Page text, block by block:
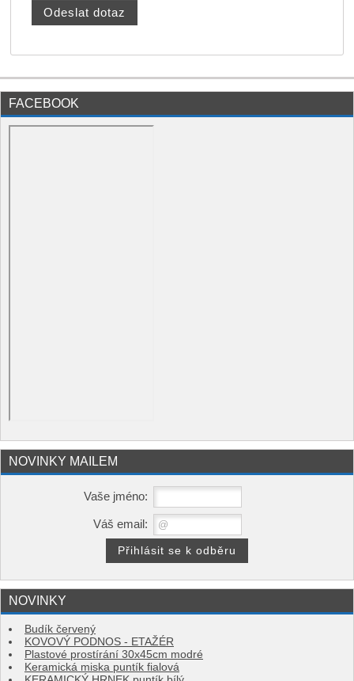
FACEBOOK
NOVINKY MAILEM
Vaše jméno:
Váš email:
NOVINKY
Budík červený
KOVOVÝ PODNOS - ETAŽÉR
Plastové prostírání 30x45cm modré
Keramická miska puntík fialová